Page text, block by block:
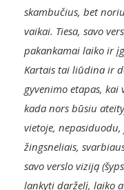
skambučius, bet
vaikai. Tiesa, savo
pakankamai laiko ir
Kartais tai liūdina ir
gyvenimo etapas, kai
kada nors būsiu
vietoje,
žingsneliais,
savo verslo viziją
lankyti darželį, laiko